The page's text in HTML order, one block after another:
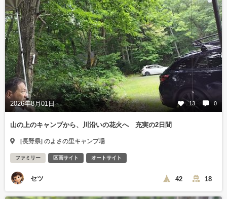
2026年8月01日 13 0
山の上のキャンプから、川沿いの花火へ 充実の2日間
[長野県] のよさの里キャンプ場
ファミリー 区画サイト オートサイト
セツ 42 18